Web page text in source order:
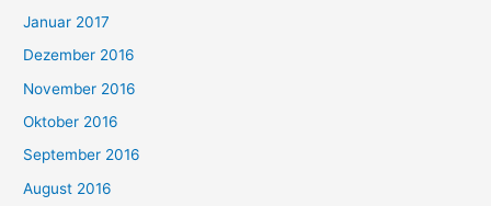
Januar 2017
Dezember 2016
November 2016
Oktober 2016
September 2016
August 2016